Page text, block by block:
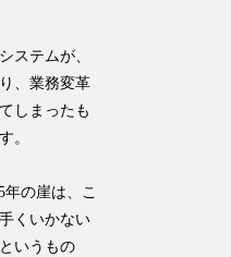
ステムが、
、業務変革
しまったも
。
の崖は、こ
くいかない
いうもの